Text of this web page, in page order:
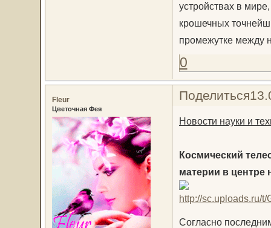
устройствах в
крошечных
промежутке между
0
Поделиться
Fleur
Цветочная Фея
Новости науки и
Космический
материи в центре
Согласно